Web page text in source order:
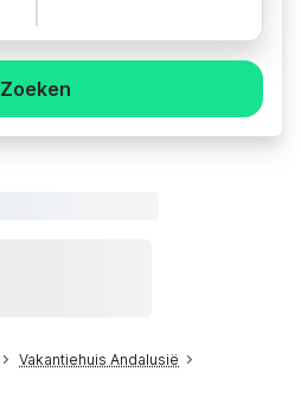
Zoeken
Vakantiehuis Andalusië